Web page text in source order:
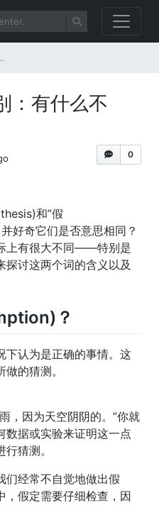
：有什么不
0
和”假
好奇它们是否意思相同？
上有很大不同——特别是
探讨这两个词的含义以及
？
下认为是正确的事情。这
的猜测。
，因为天空阴阴的。”你就
数据或实验来证明这一点
猜测。
们经常不自觉地做出假
，假定需要仔细检查，因